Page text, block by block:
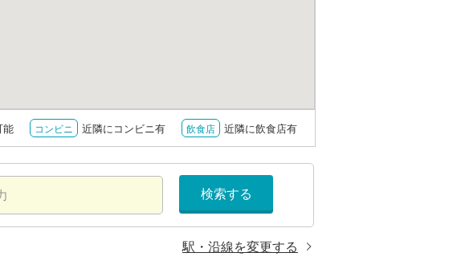
能 コンビニ 近隣にコンビニ有 飲食店 近隣に飲食店有
検索する
駅・沿線を変更する